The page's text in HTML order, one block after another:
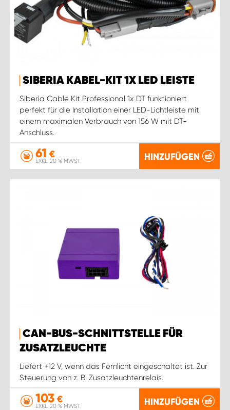
SIBERIA KABEL-KIT 1X LED LEISTE
Siberia Cable Kit Professional 1x DT funktioniert
perfekt für die Installation einer LED-Lichtleiste mit
einem maximalen Verbrauch von 156 W mit DT-
Anschluss.
61 €
EXKL. 20 % MWST. HINZUFÜGEN
CAN-BUS-SCHNITTSTELLE FÜR
ZUSATZLEUCHTE
Liefert +12 V, wenn das Fernlicht eingeschaltet ist. Zur
Steuerung von z. B. Zusatzleuchtenrelais.
103 €
EXKL. 20 % MWST. HINZUFÜGEN